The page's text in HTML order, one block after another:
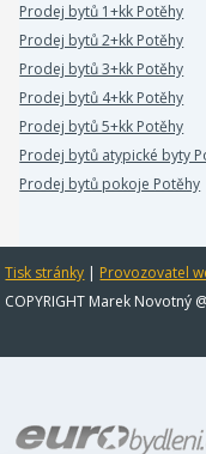
Prodej bytů 1+kk Potěhy
Prodej bytů 2+kk Potěhy
Prodej bytů 3+kk Potěhy
Prodej bytů 4+kk Potěhy
Prodej bytů 5+kk Potěhy
Prodej bytů atypické byty
Prodej bytů pokoje Potěhy
Tisk stránky | Provozovatel
COPYRIGHT Marek Novotný